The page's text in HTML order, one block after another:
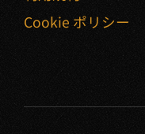
Cookie ポリシー